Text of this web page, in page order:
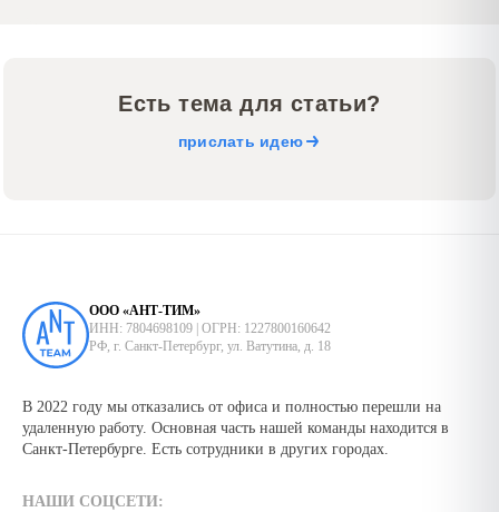
Есть тема для статьи?
прислать идею
ООО «АНТ-ТИМ»
ИНН: 7804698109 | ОГРН: 1227800160642
РФ, г. Санкт-Петербург, ул. Ватутина, д. 18
В 2022 году мы отказались от офиса и полностью перешли на
удаленную работу. Основная часть нашей команды находится в
Санкт-Петербурге. Есть сотрудники в других городах.
НАШИ СОЦСЕТИ: